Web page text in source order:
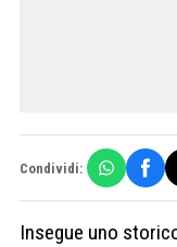
Condividi:
Insegue uno